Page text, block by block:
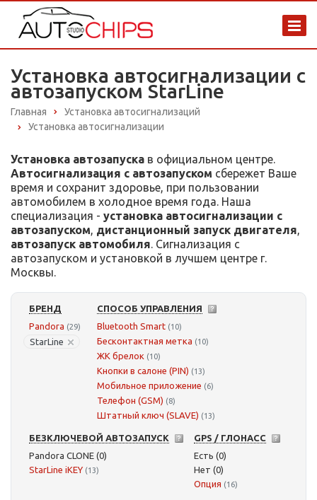
Установка автосигнализации с
автозапуском StarLine
Главная
Установка автосигнализаций
Установка автосигнализации
Установка автозапуска в официальном центре.
Автосигнализация с автозапуском сбережет Ваше
время и сохранит здоровье, при пользовании
автомобилем в холодное время года. Наша
специализация - установка автосигнализации с
автозапуском, дистанционный запуск двигателя,
автозапуск автомобиля. Сигнализация с
автозапуском и установкой в лучшем центре г.
Москвы.
БРЕНД
Pandora (29)
StarLine
СПОСОБ УПРАВЛЕНИЯ
Bluetooth Smart (10)
Бесконтактная метка (10)
ЖК брелок (10)
Кнопки в салоне (PIN) (13)
Мобильное приложение (6)
Телефон (GSM) (8)
Штатный ключ (SLAVE) (13)
БЕЗКЛЮЧЕВОЙ АВТОЗАПУСК
Pandora CLONE (0)
StarLine iKEY (13)
GPS / ГЛОНАСС
Есть (0)
Нет (0)
Опция (16)